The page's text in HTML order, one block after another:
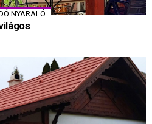
NYARALÓ